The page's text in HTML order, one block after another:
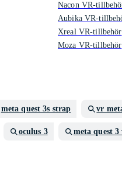
Nacon VR-
Aubika VR-
Xreal VR-tillbehör
Moza VR-tillbehör
meta quest 3s strap vr
oculus 3 meta quest 3